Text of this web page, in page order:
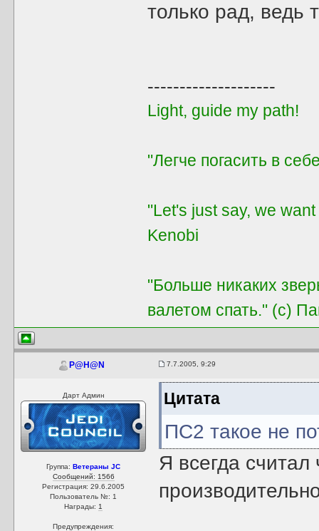
только рад, ведь
--------------------
Light, guide my path!
"Легче погасить в
"Let's just say, we
Kenobi
"Больше никаких
валетом спать." (с)
P@H@N 7.7.2005, 9:29
Дарт Админ
Группа:Ветераны JC
Сообщений: 1566
Регистрация: 29.6.2005
Пользователь №: 1
Награды: 1
Предупреждения:
Цитата
ПС2 такое не
Я всегда